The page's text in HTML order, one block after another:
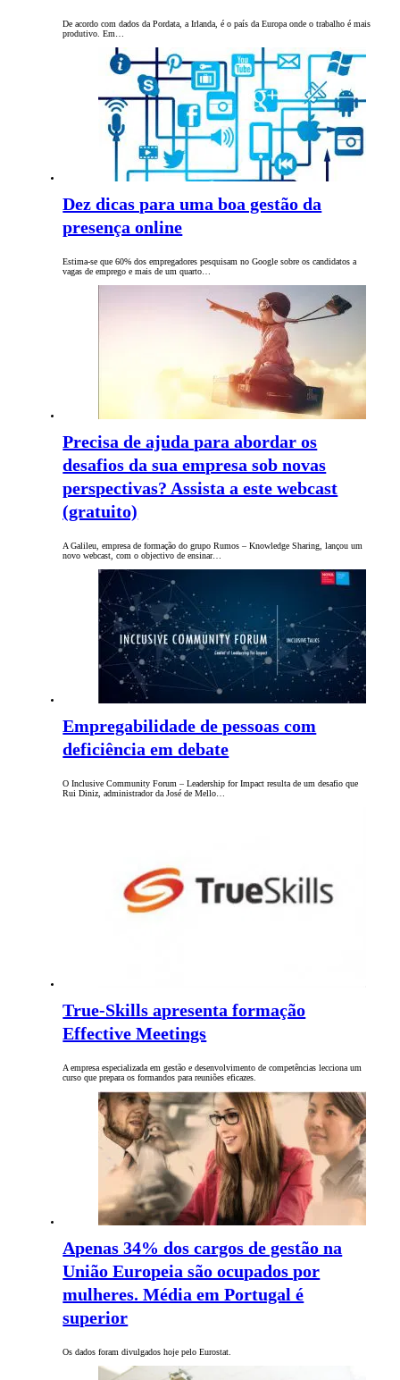
De acordo com dados da Pordata, a Irlanda, é o país da Europa onde o trabalho é mais
produtivo. Em…
Dez dicas para uma boa gestão da
presença online
Estima-se que 60% dos empregadores pesquisam no Google sobre os candidatos a
vagas de emprego e mais de um quarto…
Precisa de ajuda para abordar os
desafios da sua empresa sob novas
perspectivas? Assista a este webcast
(gratuito)
A Galileu, empresa de formação do grupo Rumos – Knowledge Sharing, lançou um
novo webcast, com o objectivo de ensinar…
Empregabilidade de pessoas com
deficiência em debate
O Inclusive Community Forum – Leadership for Impact resulta de um desafio que
Rui Diniz, administrador da José de Mello…
True-Skills apresenta formação
Effective Meetings
A empresa especializada em gestão e desenvolvimento de competências lecciona um
curso que prepara os formandos para reuniões eficazes.
Apenas 34% dos cargos de gestão na
União Europeia são ocupados por
mulheres. Média em Portugal é
superior
Os dados foram divulgados hoje pelo Eurostat.